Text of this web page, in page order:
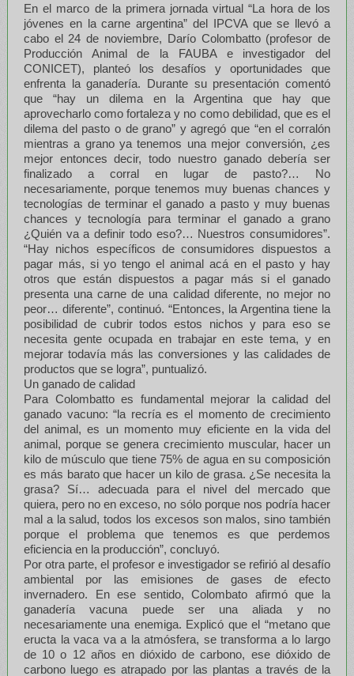
En el marco de la primera jornada virtual “La hora de los
jóvenes en la carne argentina” del IPCVA que se llevó a
cabo el 24 de noviembre, Darío Colombatto (profesor de
Producción Animal de la FAUBA e investigador del
CONICET), planteó los desafíos y oportunidades que
enfrenta la ganadería. Durante su presentación comentó
que “hay un dilema en la Argentina que hay que
aprovecharlo como fortaleza y no como debilidad, que es el
dilema del pasto o de grano” y agregó que “en el corralón
mientras a grano ya tenemos una mejor conversión, ¿es
mejor entonces decir, todo nuestro ganado debería ser
finalizado a corral en lugar de pasto?… No
necesariamente, porque tenemos muy buenas chances y
tecnologías de terminar el ganado a pasto y muy buenas
chances y tecnología para terminar el ganado a grano
¿Quién va a definir todo eso?… Nuestros consumidores”.
“Hay nichos específicos de consumidores dispuestos a
pagar más, si yo tengo el animal acá en el pasto y hay
otros que están dispuestos a pagar más si el ganado
presenta una carne de una calidad diferente, no mejor no
peor… diferente”, continuó. “Entonces, la Argentina tiene la
posibilidad de cubrir todos estos nichos y para eso se
necesita gente ocupada en trabajar en este tema, y en
mejorar todavía más las conversiones y las calidades de
productos que se logra”, puntualizó.
Un ganado de calidad
Para Colombatto es fundamental mejorar la calidad del
ganado vacuno: “la recría es el momento de crecimiento
del animal, es un momento muy eficiente en la vida del
animal, porque se genera crecimiento muscular, hacer un
kilo de músculo que tiene 75% de agua en su composición
es más barato que hacer un kilo de grasa. ¿Se necesita la
grasa? Sí… adecuada para el nivel del mercado que
quiera, pero no en exceso, no sólo porque nos podría hacer
mal a la salud, todos los excesos son malos, sino también
porque el problema que tenemos es que perdemos
eficiencia en la producción”, concluyó.
Por otra parte, el profesor e investigador se refirió al desafío
ambiental por las emisiones de gases de efecto
invernadero. En ese sentido, Colombato afirmó que la
ganadería vacuna puede ser una aliada y no
necesariamente una enemiga. Explicó que el “metano que
eructa la vaca va a la atmósfera, se transforma a lo largo
de 10 o 12 años en dióxido de carbono, ese dióxido de
carbono luego es atrapado por las plantas a través de la